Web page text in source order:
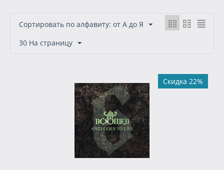
Сортировать по алфавиту: от А до Я
30 На страницу
Скидка 22%